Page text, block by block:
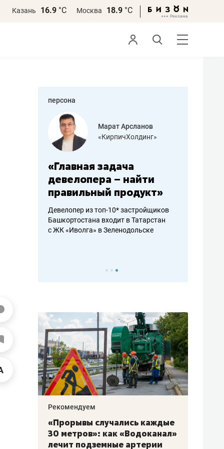
Казань 16.9 °С Москва 18.9 °С
персона
Марат Арсланов
«КирпичХолдинг»
«Главная задача
девелопера – найти
правильный продукт»
Девелопер из топ-10* застройщиков
Башкортостана входит в Татарстан
с ЖК «Иволга» в Зеленодольске
Рекомендуем
«Прорывы случались каждые
30 метров»: как «Водоканал»
лечит подземные артерии